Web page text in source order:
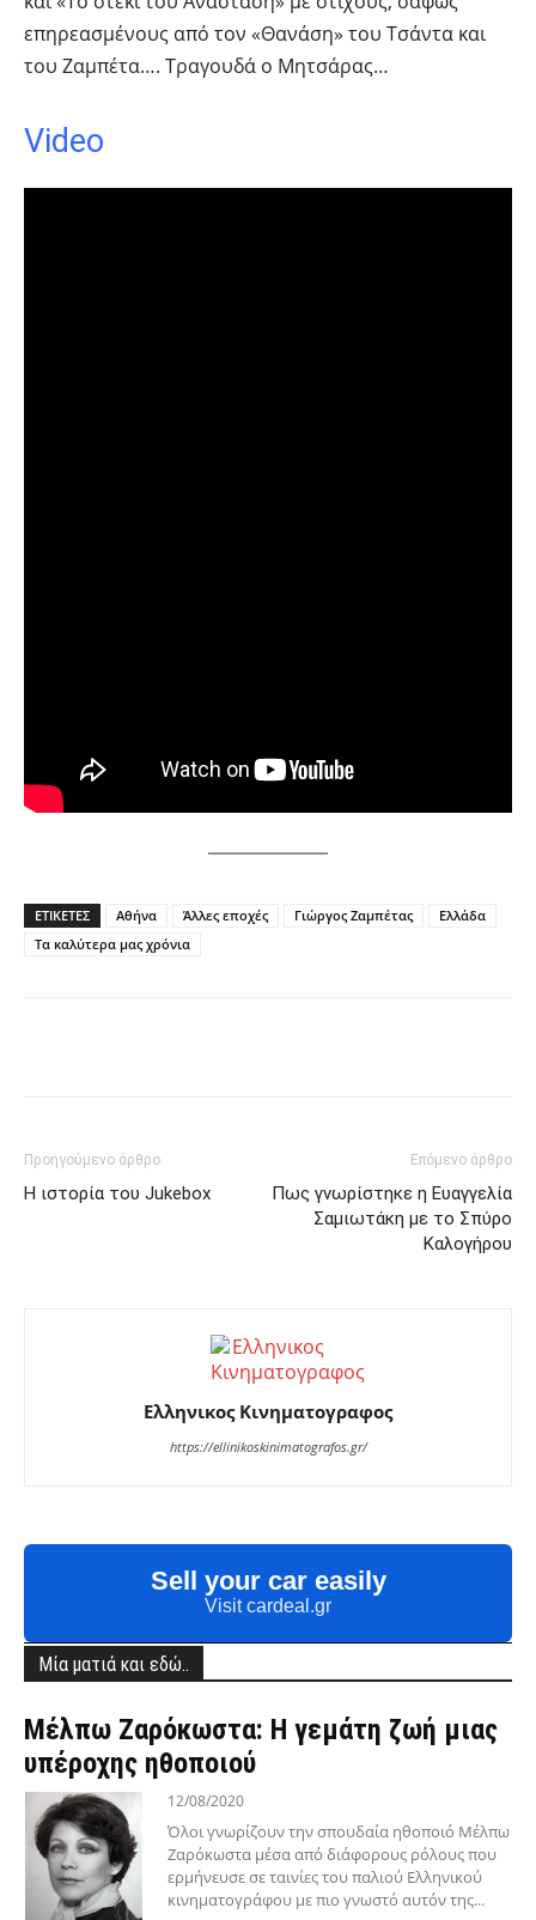
επηρεασμένους από τον «Θανάση» του Τσάντα και
του Ζαμπέτα…. Τραγουδά ο Μητσάρας…
Video
ΕΤΙΚΕΤΕΣ Αθήνα Άλλες εποχές Γιώργος Ζαμπέτας
Ελλάδα
Τα καλύτερα μας χρόνια
Προηγούμενο άρθρο
Η ιστορία του Jukebox
Επόμενο άρθρο
Πως γνωρίστηκε η Ευαγγελία
Σαμιωτάκη με το Σπύρο
Καλογήρου
Ελληνικος Κινηματογραφος
https://ellinikoskinimatografos.gr/
Sell your car easily
Visit cardeal.gr
Μία ματιά και εδώ..
Μέλπω Ζαρόκωστα: Η γεμάτη ζωή μιας
υπέροχης ηθοποιού
12/08/2020
Όλοι γνωρίζουν την σπουδαία ηθοποιό Μέλπω
Ζαρόκωστα μέσα από διάφορους ρόλους που
ερμήνευσε σε ταινίες του παλιού Ελληνικού
κινηματογράφου με πιο γνωστό αυτόν της...